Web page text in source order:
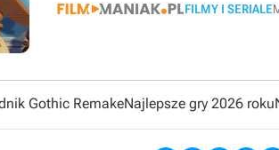
FILMY I SERIALE
Gothic RemakeNajlepsze gry 2026 roku